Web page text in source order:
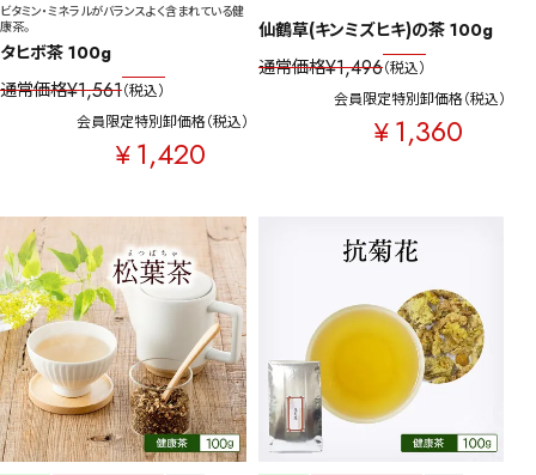
検索
ビタミン・ミネラルがバランスよく含まれている健
康茶。
タヒボ茶 100g
通常価格¥1,561 税込
会員限定特別卸価格
¥1,420
税込
仙鶴草(キンミズヒキ)の茶 100g
通常価格¥1,496 税込
会員限定特別卸価格
¥1,360
税込